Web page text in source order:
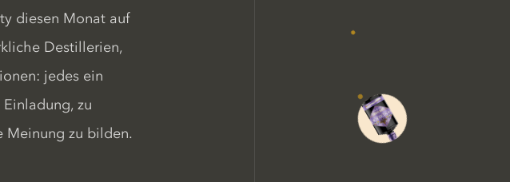
diesen Monat auf
Destillerien,
jedes ein
zu
Meinung zu bilden.